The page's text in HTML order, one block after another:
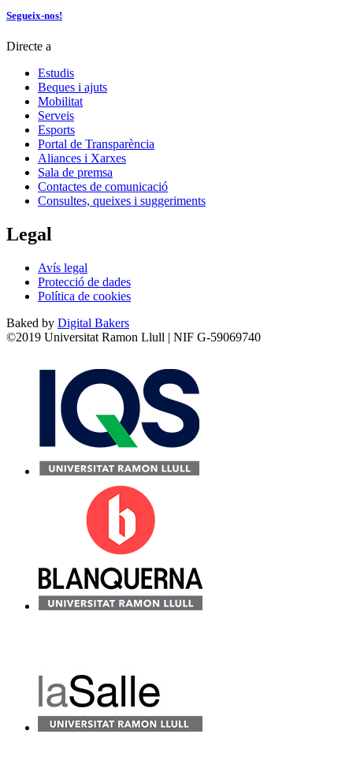
Segueix-nos!
Directe a
Estudis
Beques i ajuts
Mobilitat
Serveis
Esports
Portal de Transparència
Aliances i Xarxes
Sala de premsa
Contactes de comunicació
Consultes, queixes i suggeriments
Legal
Avís legal
Protecció de dades
Política de cookies
Baked by Digital Bakers
©2019 Universitat Ramon Llull | NIF G-59069740